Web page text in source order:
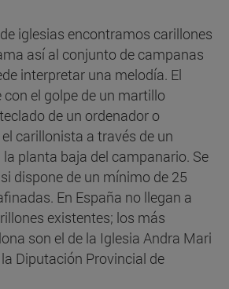
iglesias encontramos carillones
así al conjunto de campanas
interpretar una melodía. El
el golpe de un martillo
de un ordenador o
carillonista a través de un
planta baja del campanario. Se
dispone de un mínimo de 25
En España no llegan a
existentes; los más
son el de la Iglesia Andra Mari
Diputación Provincial de